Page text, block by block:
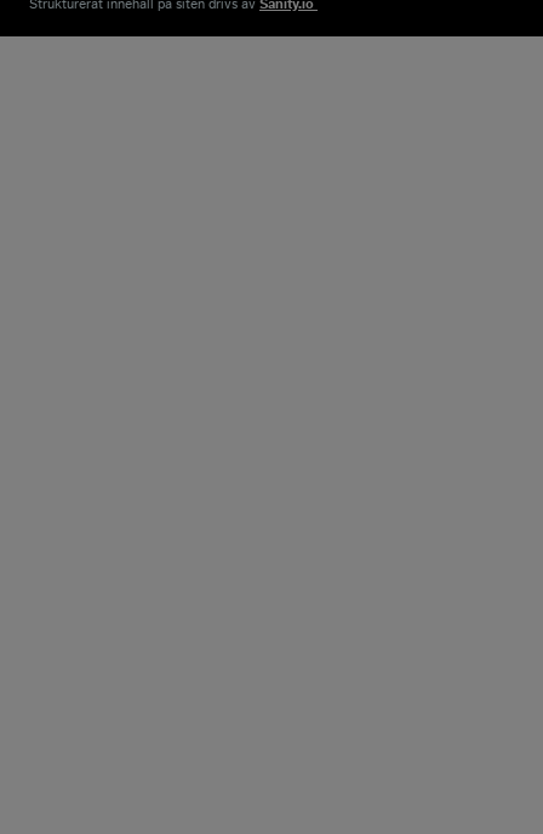
Strukturerat innehåll på siten drivs av​ Sanity.io